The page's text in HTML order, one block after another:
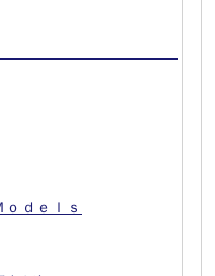
ｄｅｌｓ